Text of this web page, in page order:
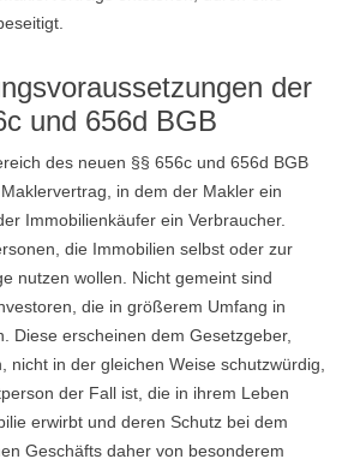
der
und 656d BGB
des neuen §§ 656c und 656d BGB
in dem der Makler ein
Immobilienkäufer ein Verbraucher.
die Immobilien selbst oder zur
nutzen wollen. Nicht gemeint sind
die in größerem Umfang in
Diese erscheinen dem Gesetzgeber,
nicht in der gleichen Weise schutzwürdig,
der Fall ist, die in ihrem Leben
erwirbt und deren Schutz bei dem
Geschäfts daher von besonderem